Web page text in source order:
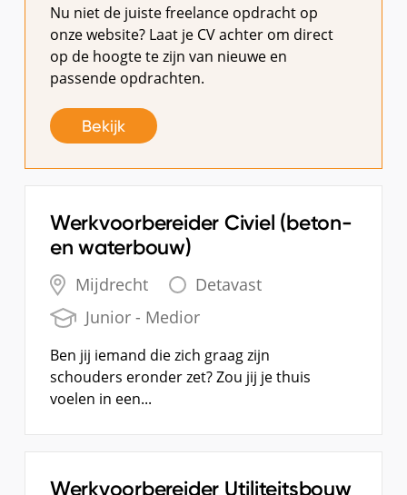
Nu niet de juiste freelance opdracht op
onze website? Laat je CV achter om direct
op de hoogte te zijn van nieuwe en
passende opdrachten.
Bekijk
Werkvoorbereider Civiel (beton-
en waterbouw)
Mijdrecht
Detavast
Junior - Medior
Ben jij iemand die zich graag zijn
schouders eronder zet? Zou jij je thuis
voelen in een...
Werkvoorbereider Utiliteitsbouw